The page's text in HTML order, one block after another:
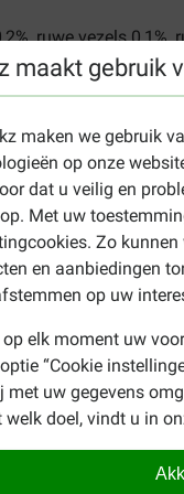
maakt gebruik
maken we gebruik
op onze
dat u veilig en
Met uw
Zo
en aanbiedingen
op uw
op elk moment uw
“Cookie
met uw gegevens
welk doel, vindt u in
ruwe vezels 0,1%,
met aloë
minstens 2
te
voer op een droge
op de verpakking
Schesir Tonijn met
kattenvoer